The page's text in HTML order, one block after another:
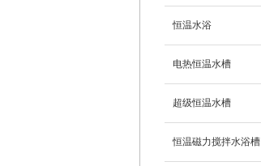
恒温水浴
电热恒温水槽
超级恒温水槽
恒温磁力搅拌水浴槽